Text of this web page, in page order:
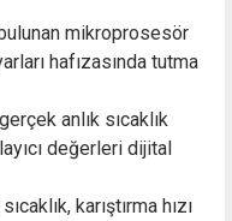
mikroprosesör
hafızasında tutma
anlık sıcaklık
değerleri dijital
karıştırma hızı